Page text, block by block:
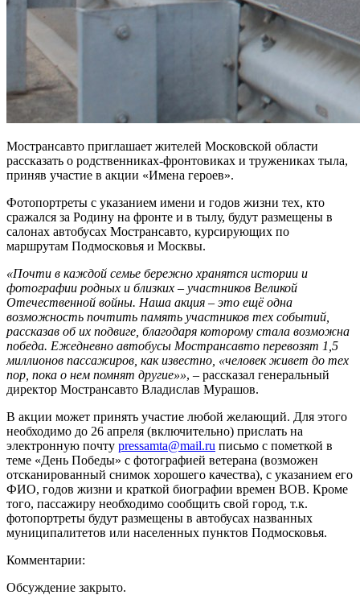
Мострансавто приглашает жителей Московской области
рассказать о родственниках-фронтовиках и тружениках тыла,
приняв участие в акции «Имена героев».
Фотопортреты с указанием имени и годов жизни тех, кто
сражался за Родину на фронте и в тылу, будут размещены в
салонах автобусах Мострансавто, курсирующих по
маршрутам Подмосковья и Москвы.
«Почти в каждой семье бережно хранятся истории и
фотографии родных и близких – участников Великой
Отечественной войны. Наша акция – это ещё одна
возможность почтить память участников тех событий,
рассказав об их подвиге, благодаря которому стала возможна
победа. Ежедневно автобусы Мострансавто перевозят 1,5
миллионов пассажиров, как известно, «человек живет до тех
пор, пока о нем помнят другие»», – рассказал генеральный
директор Мострансавто Владислав Мурашов.
В акции может принять участие любой желающий. Для этого
необходимо до 26 апреля (включительно) прислать на
электронную почту pressamta@mail.ru письмо с пометкой в
теме «День Победы» с фотографией ветерана (возможен
отсканированный снимок хорошего качества), с указанием его
ФИО, годов жизни и краткой биографии времен ВОВ. Кроме
того, пассажиру необходимо сообщить свой город, т.к.
фотопортреты будут размещены в автобусах названных
муниципалитетов или населенных пунктов Подмосковья.
Комментарии:
Обсуждение закрыто.